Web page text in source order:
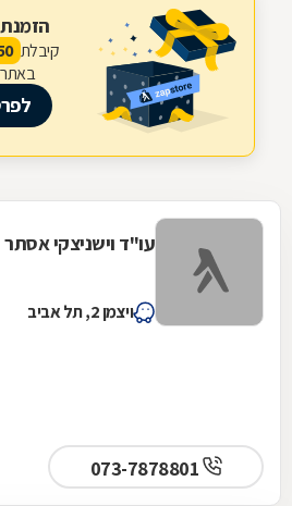
קיבלת
באתר ZAPSTORE
עו"ד וישניצקי אסתר
ויצמן 2, תל אביב